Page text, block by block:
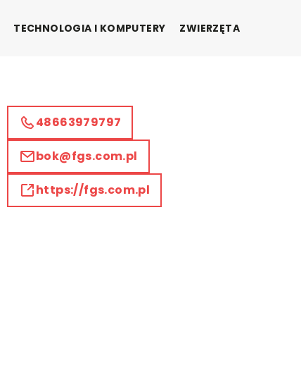
TECHNOLOGIA I KOMPUTERY ZWIERZĘTA
48663979797
bok@fgs.com.pl
https://fgs.com.pl